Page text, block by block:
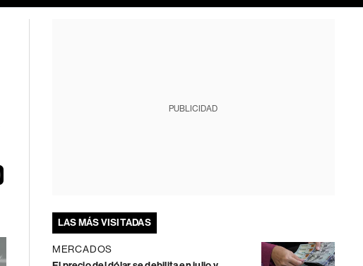
PUBLICIDAD
LAS MÁS VISITADAS
MERCADOS